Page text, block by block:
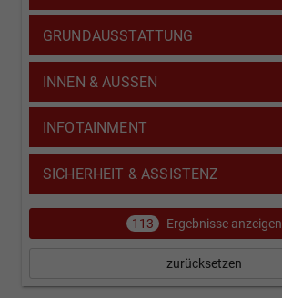
GRUNDAUSSTATTUNG
INNEN & AUSSEN
INFOTAINMENT
SICHERHEIT & ASSISTENZ
113 Ergebnisse anzeigen
zurücksetzen